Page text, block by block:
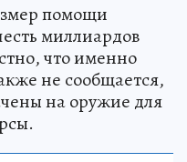
помощи
миллиардов
что именно
не сообщается,
на оружие для